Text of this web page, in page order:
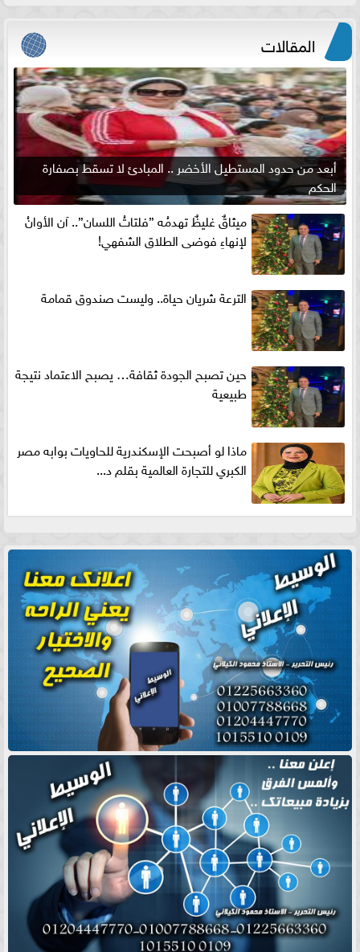
المقالات
أبعد من حدود المستطيل الأخضر .. المبادئ لا تسقط بصفارة
الحكم
ميثاقٌ غليظٌ تهدمُه ”فلتاتُ اللسان”.. آن الأوانُ
لإنهاءِ فوضى الطلاق الشفهي!
الترعة شريان حياة.. وليست صندوق قمامة
حين تصبح الجودة ثقافة… يصبح الاعتماد نتيجة
طبيعية
ماذا لو أصبحت الإسكندرية للحاويات بوابه مصر
الكبري للتجارة العالمية بقلم د...